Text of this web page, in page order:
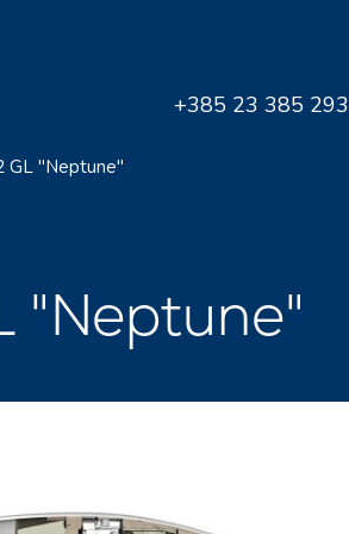
+385 23 385 293
GL "Neptune"
"Neptune"